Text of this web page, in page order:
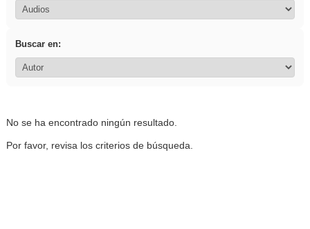
Buscar en:
No se ha encontrado ningún resultado.
Por favor, revisa los criterios de búsqueda.